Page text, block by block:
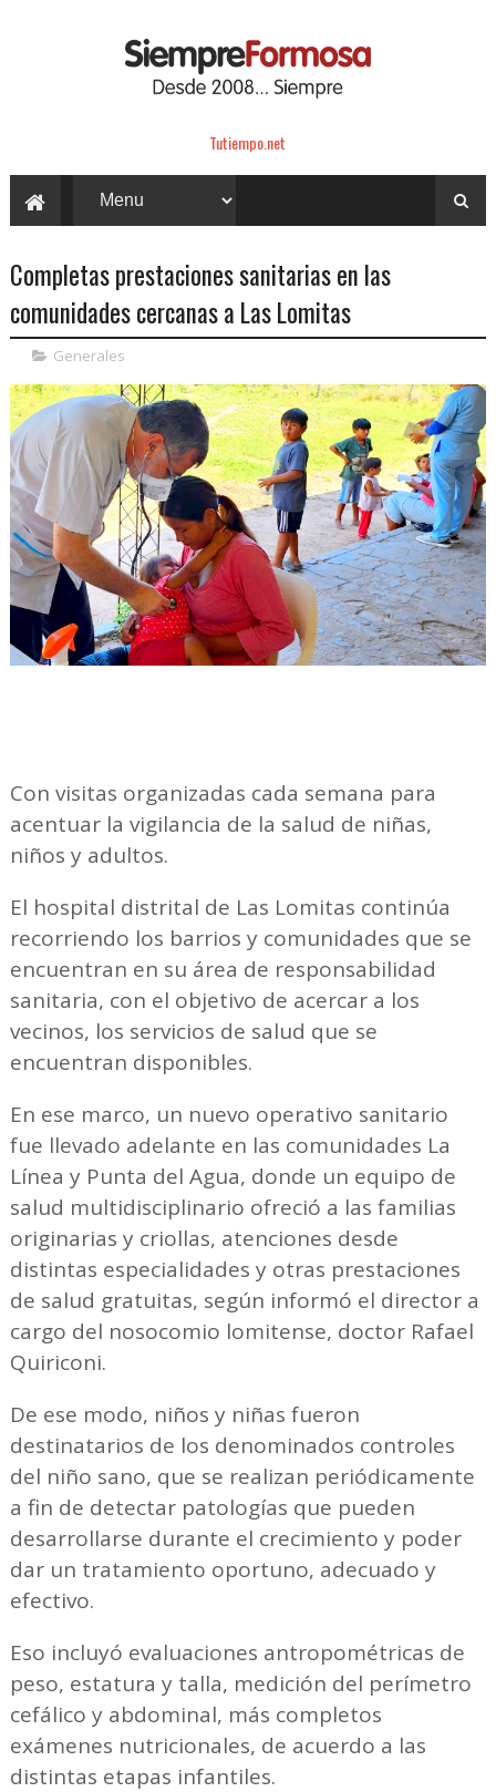
Tutiempo.net
Completas prestaciones sanitarias en las
comunidades cercanas a Las Lomitas
Generales
Con visitas organizadas cada semana para
acentuar la vigilancia de la salud de niñas,
niños y adultos.
El hospital distrital de Las Lomitas continúa
recorriendo los barrios y comunidades que se
encuentran en su área de responsabilidad
sanitaria, con el objetivo de acercar a los
vecinos, los servicios de salud que se
encuentran disponibles.
En ese marco, un nuevo operativo sanitario
fue llevado adelante en las comunidades La
Línea y Punta del Agua, donde un equipo de
salud multidisciplinario ofreció a las familias
originarias y criollas, atenciones desde
distintas especialidades y otras prestaciones
de salud gratuitas, según informó el director a
cargo del nosocomio lomitense, doctor Rafael
Quiriconi.
De ese modo, niños y niñas fueron
destinatarios de los denominados controles
del niño sano, que se realizan periódicamente
a fin de detectar patologías que pueden
desarrollarse durante el crecimiento y poder
dar un tratamiento oportuno, adecuado y
efectivo.
Eso incluyó evaluaciones antropométricas de
peso, estatura y talla, medición del perímetro
cefálico y abdominal, más completos
exámenes nutricionales, de acuerdo a las
distintas etapas infantiles.